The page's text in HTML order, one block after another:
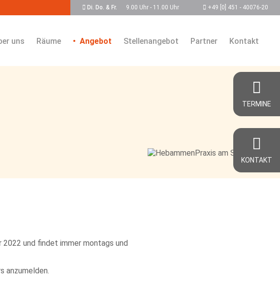
Di. Do. & Fr. 9.00 Uhr - 11.00 Uhr +49 [0] 451 - 40076-20
uns Räume Angebot Stellenangebot Partner Kontakt
TERMINE
KONTAKT
2022 und findet immer montags und
anzumelden.